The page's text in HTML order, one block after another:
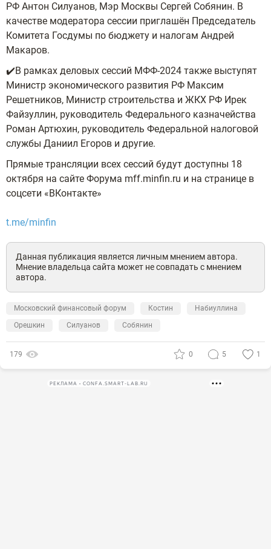
РФ Антон Силуанов, Мэр Москвы Сергей Собянин. В
качестве модератора сессии приглашён Председатель
Комитета Госдумы по бюджету и налогам Андрей
Макаров.
✔️В рамках деловых сессий МФФ-2024 также выступят
Министр экономического развития РФ Максим
Решетников, Министр строительства и ЖКХ РФ Ирек
Файзуллин, руководитель Федерального казначейства
Роман Артюхин, руководитель Федеральной налоговой
службы Даниил Егоров и другие.
Прямые трансляции всех сессий будут доступны 18
октября на сайте Форума mff.minfin.ru и на странице в
соцсети «ВКонтакте»
t.me/minfin
Данная публикация является личным мнением автора.
Мнение владельца сайта может не совпадать с мнением
автора.
Московский финансовый форум Костин
Набиуллина
Орешкин
Силуанов Собянин
179 0 5 1
РЕКЛАМА • CONFA.SMART-LAB.RU